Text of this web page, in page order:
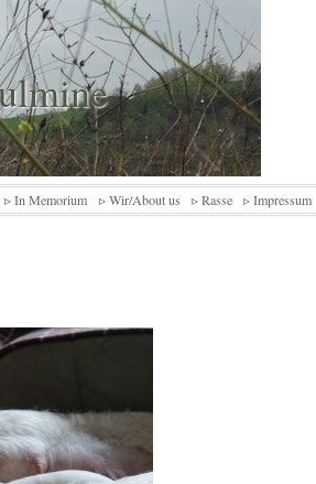
▹ In Memorium ▹ Wir/About us ▹ Rasse ▹ Impressum